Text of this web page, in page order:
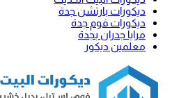
ديكورات بارتشن جدة
ديكورات فوم جدة
مرايا جدران بجدة
معلمين ديكور